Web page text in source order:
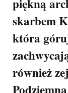
piękną
skarbem
która
również